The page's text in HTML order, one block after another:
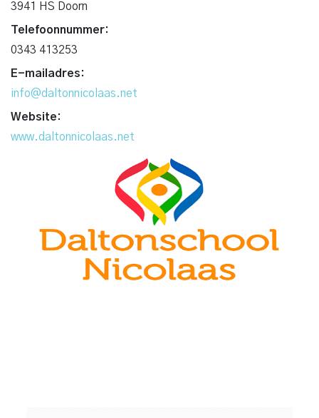
3941 HS Doorn
Telefoonnummer:
0343 413253
E-mailadres:
info@daltonnicolaas.net
Website:
www.daltonnicolaas.net